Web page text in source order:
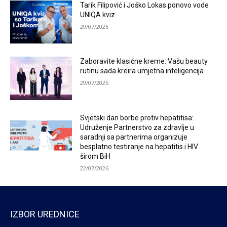
Tarik Filipović i Joško Lokas ponovo vode
UNIQA kviz
29/07/2026
Zaboravite klasične kreme: Vašu beauty
rutinu sada kreira umjetna inteligencija
29/07/2026
Svjetski dan borbe protiv hepatitisa:
Udruženje Partnerstvo za zdravlje u
saradnji sa partnerima organizuje
besplatno testiranje na hepatitis i HIV
širom BiH
22/07/2026
IZBOR UREDNICE